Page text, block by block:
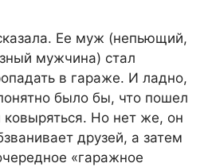
Ее муж (непьющий,
мужчина) стал
в гараже. И ладно,
было бы, что пошел
Но нет же, он
друзей, а затем
«гаражное